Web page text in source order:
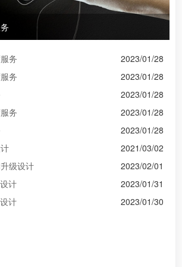
2023/01/28
务
2023/01/28
务
2023/01/28
2023/01/28
务
2023/01/28
2021/03/02
2023/02/01
级设计
2023/01/31
计
2023/01/30
计